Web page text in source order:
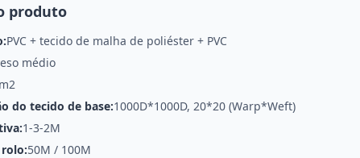
produto
PVC + tecido de malha de poliéster + PVC
médio
do tecido de base:1000D*1000D, 20*20 (Warp*Weft)
1-3-2M
50M / 100M